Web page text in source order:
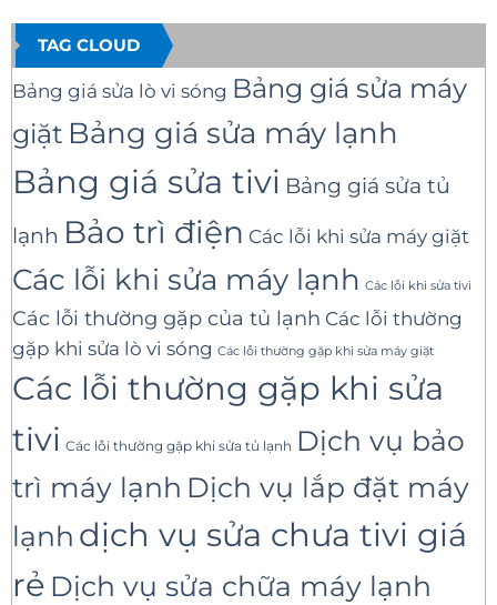
TAG CLOUD
Bảng giá sửa lò vi sóng Bảng giá sửa máy
giặt Bảng giá sửa máy lạnh
Bảng giá sửa tivi Bảng giá sửa tủ
lạnh Bảo trì điện Các lỗi khi sửa máy giặt
Các lỗi khi sửa máy lạnh Các lỗi khi sửa tivi
Các lỗi thường gặp của tủ lạnh Các lỗi thường
gặp khi sửa lò vi sóng Các lỗi thường gặp khi sửa máy giặt
Các lỗi thường gặp khi sửa
tivi Các lỗi thường gặp khi sửa tủ lạnh Dịch vụ bảo
trì máy lạnh Dịch vụ lắp đặt máy
lạnh dịch vụ sửa chưa tivi giá
rẻ Dịch vụ sửa chữa máy lạnh